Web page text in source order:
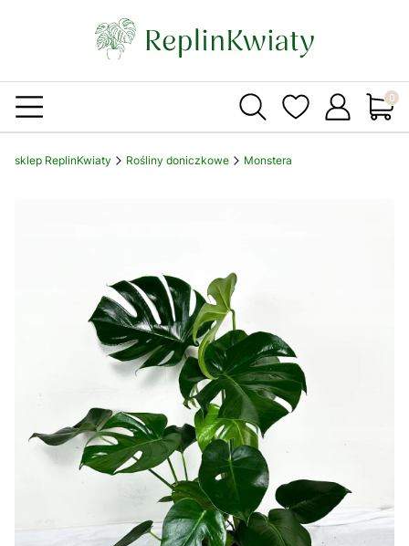
sklep ReplinKwiaty Rośliny doniczkowe Monstera